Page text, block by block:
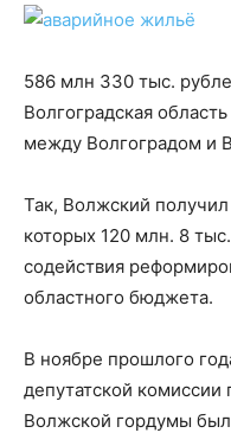
586 млн 330 тыс.
Волгоградская
между Волгоградом и
Так, Волжский
которых 120 млн. 8
содействия
областного бюджета.
В ноябре прошлого
депутатской комиссии
Волжской гордумы